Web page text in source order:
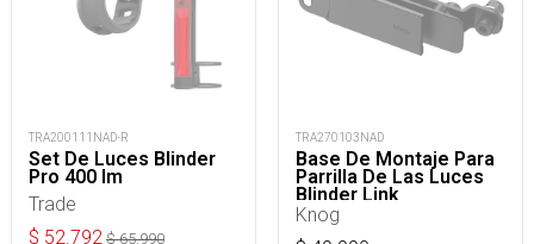
TRA200111NAD-R
Set De Luces Blinder
Pro 400 lm
Trade
$ 52.792 $65.990
TRA270103NAD
Base De Montaje Para
Parrilla De Las Luces
Blinder Link
Knog